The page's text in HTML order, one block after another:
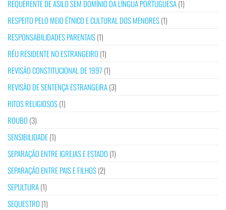
REQUERENTE DE ASILO SEM DOMÍNIO DA LÍNGUA PORTUGUESA(1)
RESPEITO PELO MEIO ÉTNICO E CULTURAL DOS MENORES(1)
RESPONSABILIDADES PARENTAIS(1)
RÉU RESIDENTE NO ESTRANGEIRO (1)
REVISÃO CONSTITUCIONAL DE 1997 (1)
REVISÃO DE SENTENÇA ESTRANGEIRA(3)
RITOS RELIGIOSOS(1)
ROUBO (3)
SENSIBILIDADE(1)
SEPARAÇÃO ENTRE IGREJAS E ESTADO (1)
SEPARAÇÃO ENTRE PAIS E FILHOS(2)
SEPULTURA(1)
SEQUESTRO (1)